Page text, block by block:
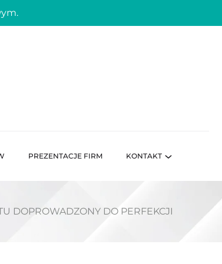
PREZENTACJE FIRM KONTAKT
DOPROWADZONY DO PERFEKCJI